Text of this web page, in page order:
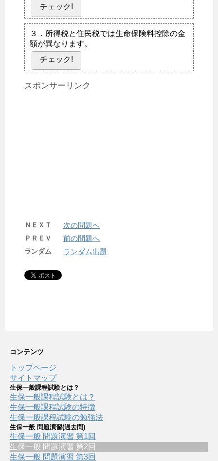
チェック!
３．所得税と住民税では生命保険料控除の金
額が異なります。
チェック!
スポンサーリンク
ＮＥＸＴ 次の問題へ
ＰＲＥＶ 前の問題へ
ランダム ランダム出題
コンテンツ
トップページ
サイトマップ
生保一般課程試験とは？
生保一般課程試験とは？
生保一般課程試験の特徴
生保一般課程試験の勉強法
生保一般 問題演習(過去問)
生保一般 問題演習 第1回
生保一般 問題演習 第2回
生保一般 問題演習 第3回